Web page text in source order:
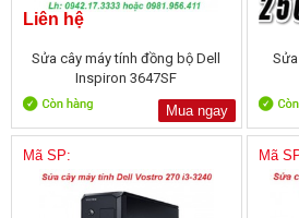
Liên hệ
Sửa cây máy tính đồng bộ Dell
Inspiron 3647SF
Mua ngay
Mã SP: Mã